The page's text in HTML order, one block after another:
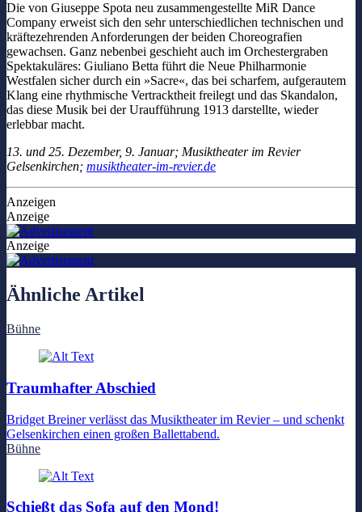
Die von Giuseppe Spota neu zusammengestellte MiR Dance
Company erweist sich den sehr unterschiedlichen technischen und
kräftezehrenden Anforderungen der beiden Choreografien
gewachsen. Ganz nebenbei geschieht auch im Orchestergraben
Spektakuläres: Giuliano Betta führt die Neue Philharmonie
Westfalen sicher durch ein »Sacre«, das bei scharfem, aufgerautem
Klang eine rhythmische Vertracktheit freilegt und das Skandalon,
das diese Musik bei der Uraufführung 1913 darstellte, wieder
erlebbar macht.
13. und 25. Dezember, 9. Januar; Musiktheater im Revier
Gelsenkirchen; musiktheater-im-revier.de
Anzeigen
Anzeige
Anzeige
Ähnliche Artikel
Bühne
Traumhafter Abschied
Bridget Breiner verlässt das Musiktheater im Revier – und schenkt
Gelsenkirchen einen großen Ballettabend.
Bühne
Schießt das Sofa auf den Mond!